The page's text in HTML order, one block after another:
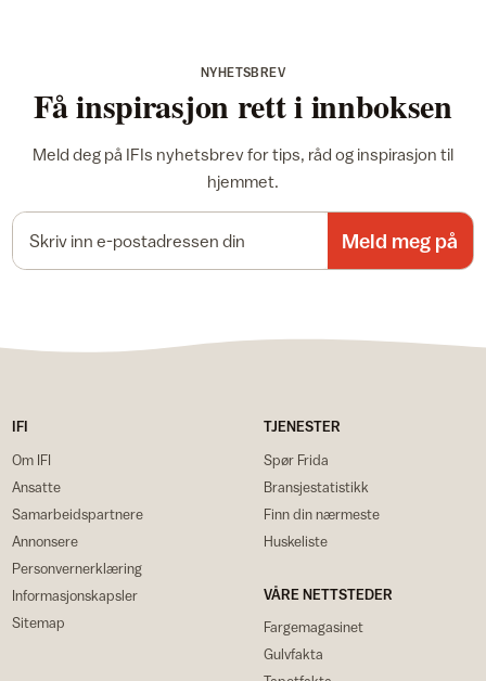
NYHETSBREV
Få inspirasjon rett i innboksen
Meld deg på IFIs nyhetsbrev for tips, råd og inspirasjon til
hjemmet.
Meld meg på
IFI
Om IFI
Ansatte
Samarbeidspartnere
Annonsere
Personvernerklæring
Informasjonskapsler
Sitemap
TJENESTER
Spør Frida
Bransjestatistikk
Finn din nærmeste
Huskeliste
VÅRE NETTSTEDER
Fargemagasinet
Gulvfakta